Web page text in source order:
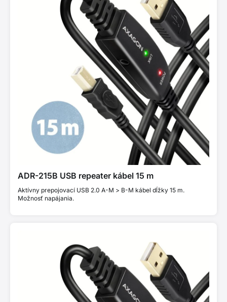
ADR-215B USB repeater kábel 15 m
Aktívny prepojovací USB 2.0 A-M > B-M kábel dĺžky 15 m.
Možnosť napájania.